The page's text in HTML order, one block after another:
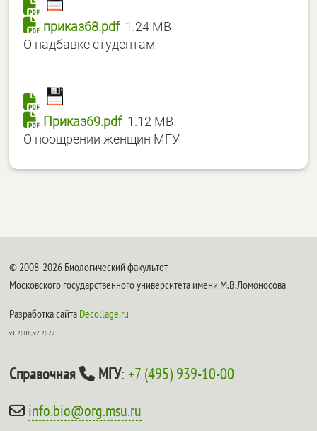
приказ68.pdf1.24 MB
О надбавке студентам
Приказ69.pdf1.12 MB
О поощрении женщин МГУ
© 2008-2026 Биологический факультет
Московского государственного университета имени М.В.Ломоносова
Разработка сайта Decollage.ru
v1.2008, v2.2022
Справочная МГУ:+7 (495) 939-10-00
info.bio@org.msu.ru